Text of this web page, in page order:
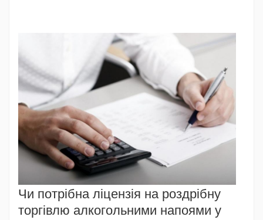
Чи потрібна ліцензія на роздрібну
торгівлю алкогольними напоями у